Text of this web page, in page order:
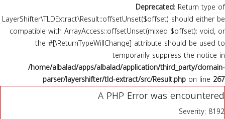
Deprecated: Return type of
LayerShifter\TLDExtract\Result::offsetUnset($offset) should either be
compatible with ArrayAccess::offsetUnset(mixed $offset): void, or
the #[\ReturnTypeWillChange] attribute should be used to
temporarily suppress the notice in
/home/albalad/apps/albalad/application/third_party/domain-
parser/layershifter/tld-extract/src/Result.php on line 267
A PHP Error was encountered
Severity: 8192